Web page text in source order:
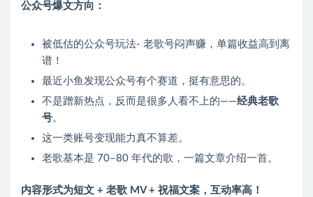
公众号爆文方向：
被低估的公众号玩法- 老歌号闷声赚，单篇收益高到离
谱！
最近小鱼发现公众号有个赛道，挺有意思的。
不是蹭新热点，反而是很多人看不上的——经典老歌
号。
这一类账号变现能力真不算差。
老歌基本是 70–80 年代的歌，一篇文章介绍一首。
内容形式为短文 + 老歌 MV + 祝福文案，互动率高！